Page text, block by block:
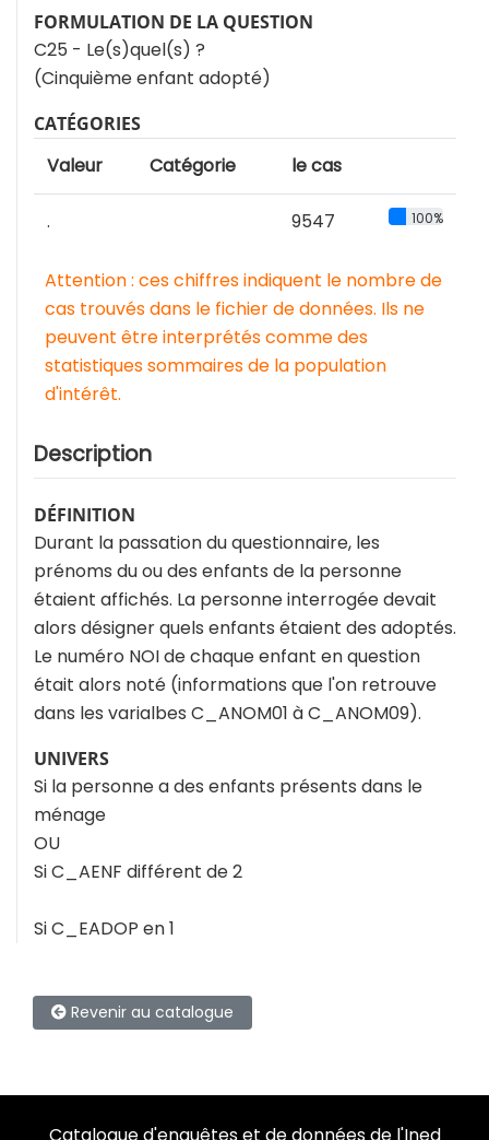
FORMULATION DE LA QUESTION
C25 - Le(s)quel(s) ?
(Cinquième enfant adopté)
CATÉGORIES
Valeur Catégorie le cas
. 9547 100%
Attention : ces chiffres indiquent le nombre de
cas trouvés dans le fichier de données. Ils ne
peuvent être interprétés comme des
statistiques sommaires de la population
d'intérêt.
Description
DÉFINITION
Durant la passation du questionnaire, les
prénoms du ou des enfants de la personne
étaient affichés. La personne interrogée devait
alors désigner quels enfants étaient des adoptés.
Le numéro NOI de chaque enfant en question
était alors noté (informations que l'on retrouve
dans les varialbes C_ANOM01 à C_ANOM09).
UNIVERS
Si la personne a des enfants présents dans le
ménage
OU
Si C_AENF différent de 2
Si C_EADOP en 1
Revenir au catalogue